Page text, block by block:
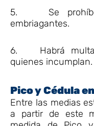
5. Se prohíbe
embriagantes.
6. Habrá
quienes incumplan.
Pico y Cédula
Entre las medias
a partir de este